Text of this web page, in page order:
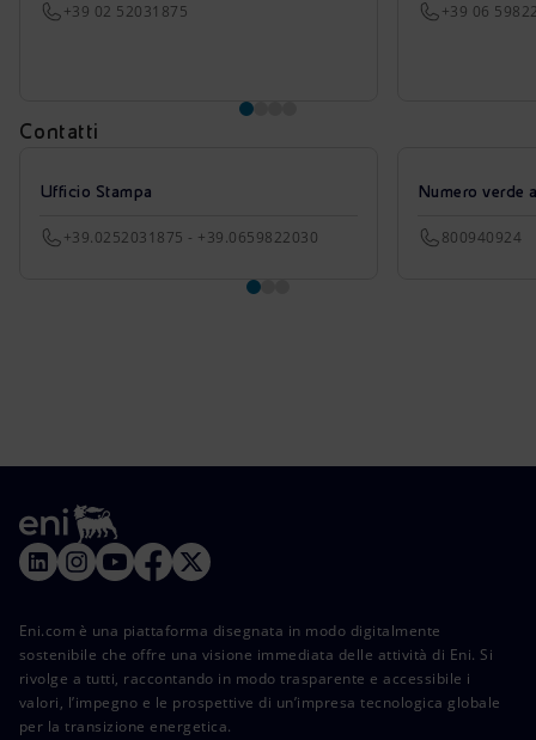
+39 02 52031875 +39 06
Contatti
Ufficio Stampa
+39.0252031875 - +39.0659822030
Numero verde
800940924
Eni.com è una piattaforma disegnata in modo digitalmente
sostenibile che offre una visione immediata delle attività di Eni. Si
rivolge a tutti, raccontando in modo trasparente e accessibile i
valori, l’impegno e le prospettive di un’impresa tecnologica globale
per la transizione energetica.